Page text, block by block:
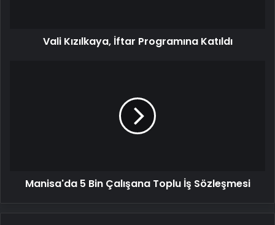
Vali Kızılkaya, İftar Programına Katıldı
Manisa'da 5 Bin Çalışana Toplu İş Sözleşmesi